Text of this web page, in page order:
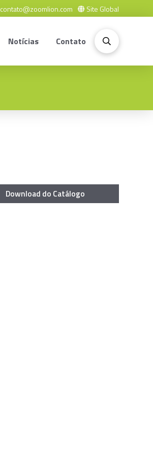
contato@zoomlion.com Site Global
Notícias Contato
Download do Catálogo